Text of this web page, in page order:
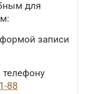
для
записи
телефону
88